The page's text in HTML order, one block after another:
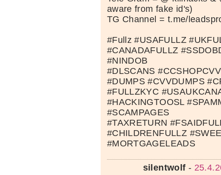
aware from fake id's)
TG Channel = t.me/
#Fullz #USAFULLZ
#CANADAFULLZ
#NINDOB
#DLSCANS
#DUMPS #CVVDUMPS
#FULLZKYC
#HACKINGTOOSL
#SCAMPAGES
#TAXRETURN
#CHILDRENFULLZ
#MORTGAGELEADS
silentwolf -